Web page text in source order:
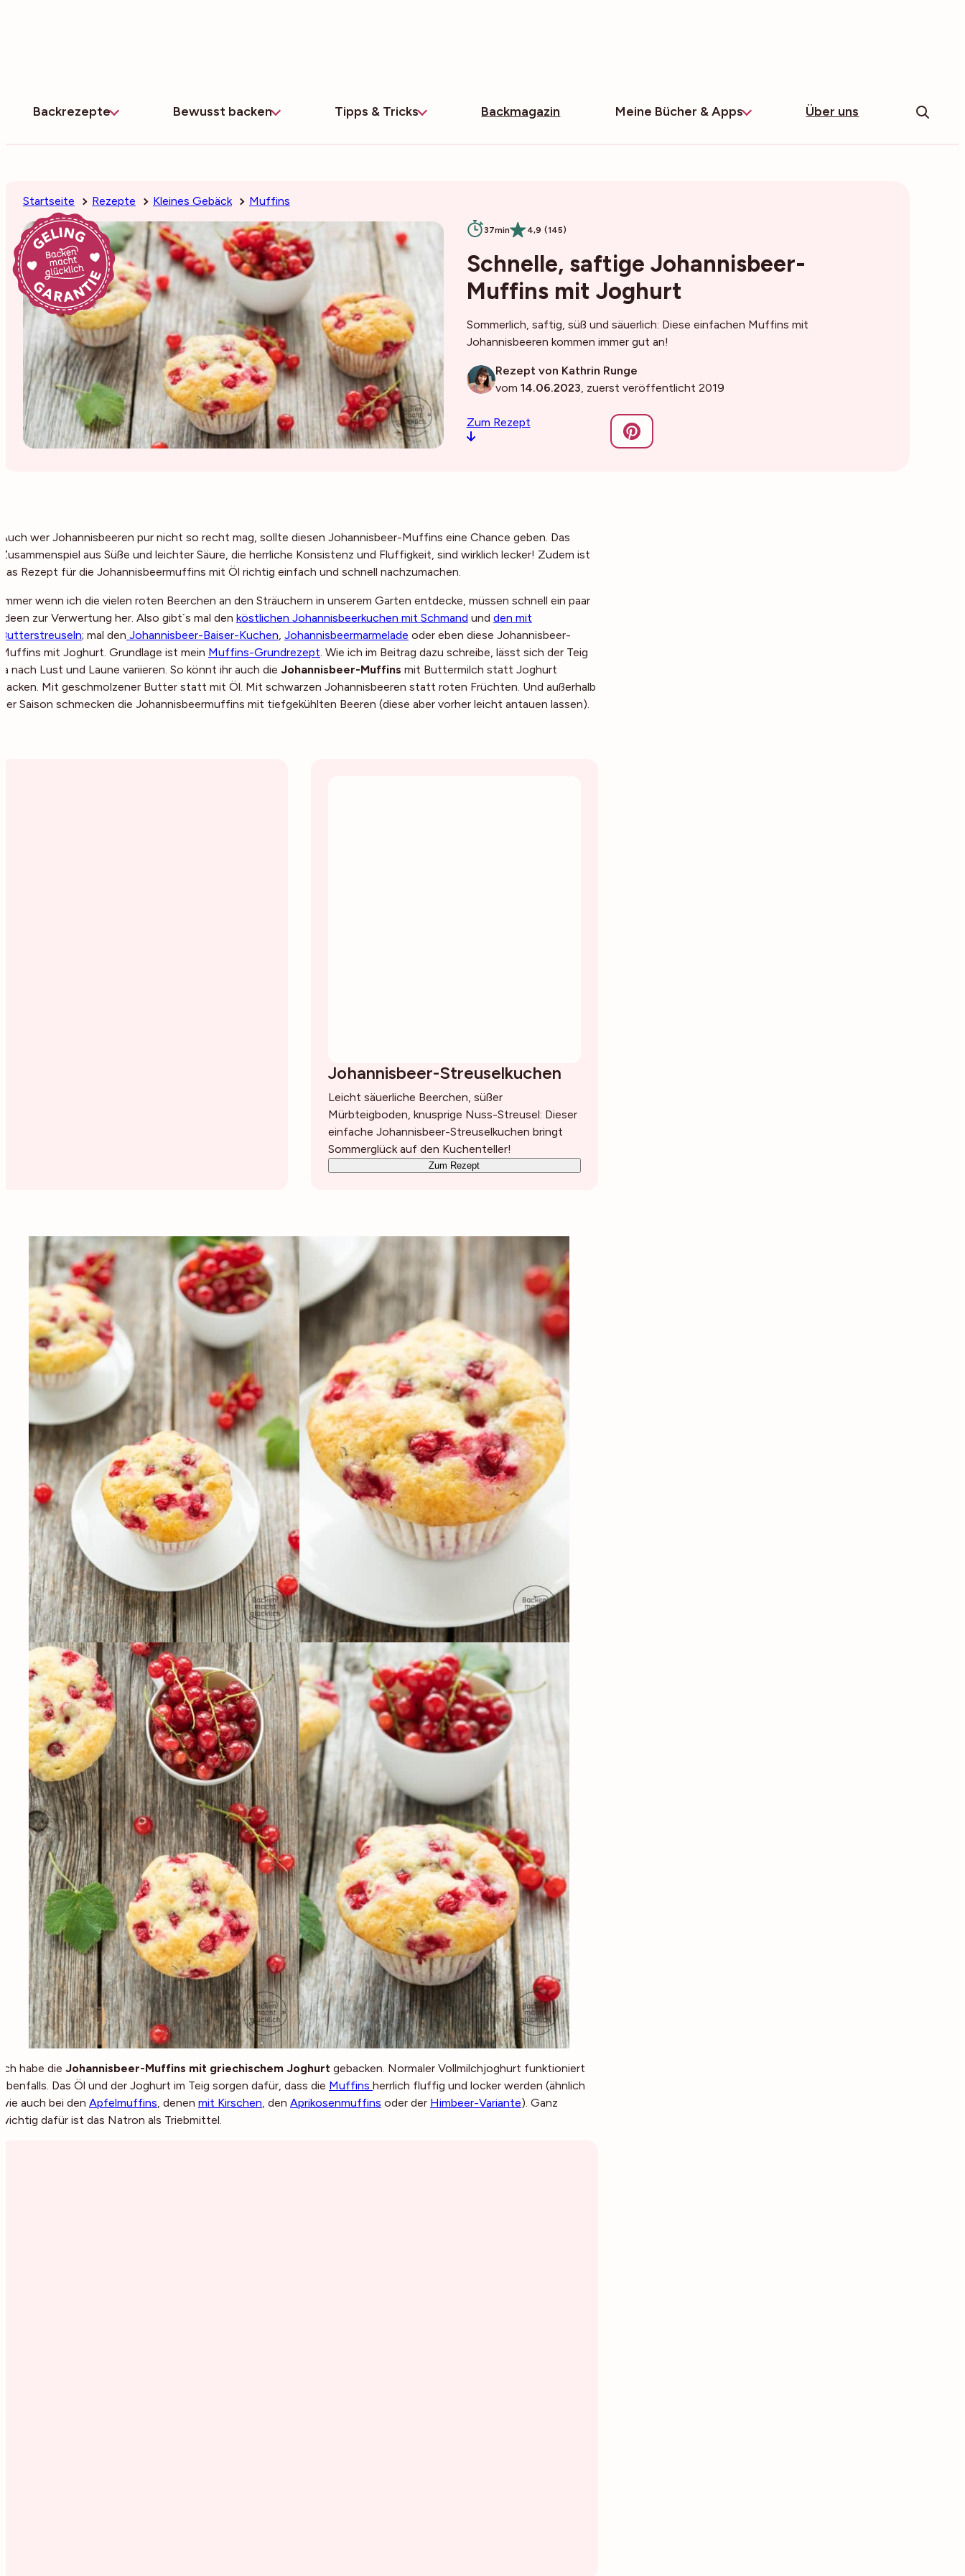
Backrezepte Bewusst backen Tipps & Tricks Backmagazin Meine Bücher & Apps Über uns
Startseite Rezepte Kleines Gebäck Muffins
37min 4,9 (145)
Schnelle, saftige Johannisbeer-
Muffins mit Joghurt
Sommerlich, saftig, süß und säuerlich: Diese einfachen Muffins mit
Johannisbeeren kommen immer gut an!
Rezept von Kathrin Runge
vom 14.06.2023, zuerst veröffentlicht 2019
Zum Rezept
Auch wer Johannisbeeren pur nicht so recht mag, sollte diesen Johannisbeer-Muffins eine Chance geben. Das
Zusammenspiel aus Süße und leichter Säure, die herrliche Konsistenz und Fluffigkeit, sind wirklich lecker! Zudem ist
das Rezept für die Johannisbeermuffins mit Öl richtig einfach und schnell nachzumachen.
Immer wenn ich die vielen roten Beerchen an den Sträuchern in unserem Garten entdecke, müssen schnell ein paar
Ideen zur Verwertung her. Also gibt´s mal den köstlichen Johannisbeerkuchen mit Schmand und den mit
Butterstreuseln; mal den Johannisbeer-Baiser-Kuchen, Johannisbeermarmelade oder eben diese Johannisbeer-
Muffins mit Joghurt. Grundlage ist mein Muffins-Grundrezept. Wie ich im Beitrag dazu schreibe, lässt sich der Teig
ja nach Lust und Laune variieren. So könnt ihr auch die Johannisbeer-Muffins mit Buttermilch statt Joghurt
backen. Mit geschmolzener Butter statt mit Öl. Mit schwarzen Johannisbeeren statt roten Früchten. Und außerhalb
der Saison schmecken die Johannisbeermuffins mit tiefgekühlten Beeren (diese aber vorher leicht antauen lassen).
Johannisbeer-Streuselkuchen
Leicht säuerliche Beerchen, süßer
Mürbteigboden, knusprige Nuss-Streusel: Dieser
einfache Johannisbeer-Streuselkuchen bringt
Sommerglück auf den Kuchenteller!
Zum Rezept
Ich habe die Johannisbeer-Muffins mit griechischem Joghurt gebacken. Normaler Vollmilchjoghurt funktioniert
ebenfalls. Das Öl und der Joghurt im Teig sorgen dafür, dass die Muffins herrlich fluffig und locker werden (ähnlich
wie auch bei den Apfelmuffins , denen mit Kirschen , den Aprikosenmuffins oder der Himbeer-Variante). Ganz
wichtig dafür ist das Natron als Triebmittel.